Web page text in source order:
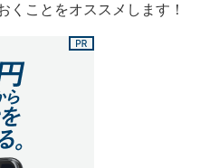
くことをオススメします！